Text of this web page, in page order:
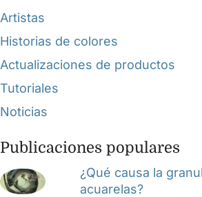
Artistas
Historias de colores
Actualizaciones de productos
Tutoriales
Noticias
Publicaciones populares
¿Qué causa la
acuarelas?